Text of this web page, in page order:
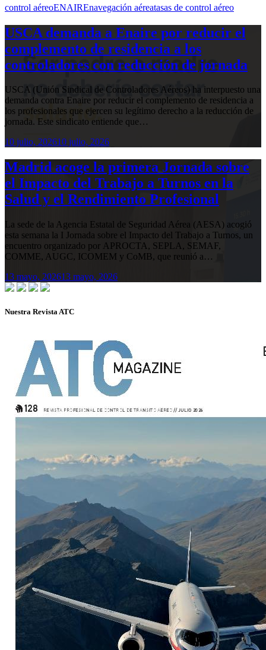
control aéreoENAIREnavegación aéreatasas de control aéreo
USCA demanda a Enaire por reducir el
complemento de residencia a los
controladores con reducción de jornada
USCA (Unión Sindical de Controladores Aéreos) ha interpuesto una
demanda contra Enaire por reducir el complemento de residencia a
los profesionales que ejercen su legítimo derecho a la reducción de
jornada. Este sindicato entiende que…
10 julio, 202610 julio, 2026
Madrid acoge la primera Jornada sobre
el Impacto del Trabajo a Turnos en la
Salud y el Rendimiento Profesional
La sede de la Agencia Estatal de Seguridad Aérea (AESA) acogió
esta semana la I Jornada sobre el Impacto del Trabajo a Turnos, un
encuentro organizado por APROCTA, SEPLA, SEMAF,
COMME, AUGC, ICOMEM y CoMB, que reunió a…
13 mayo, 202613 mayo, 2026
Nuestra Revista ATC